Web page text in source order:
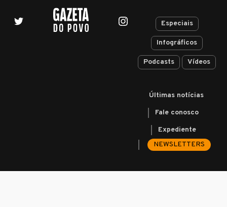
Especiais
Infográficos
Podcasts Vídeos
Últimas notícias
Fale conosco
Expediente
NEWSLETTERS